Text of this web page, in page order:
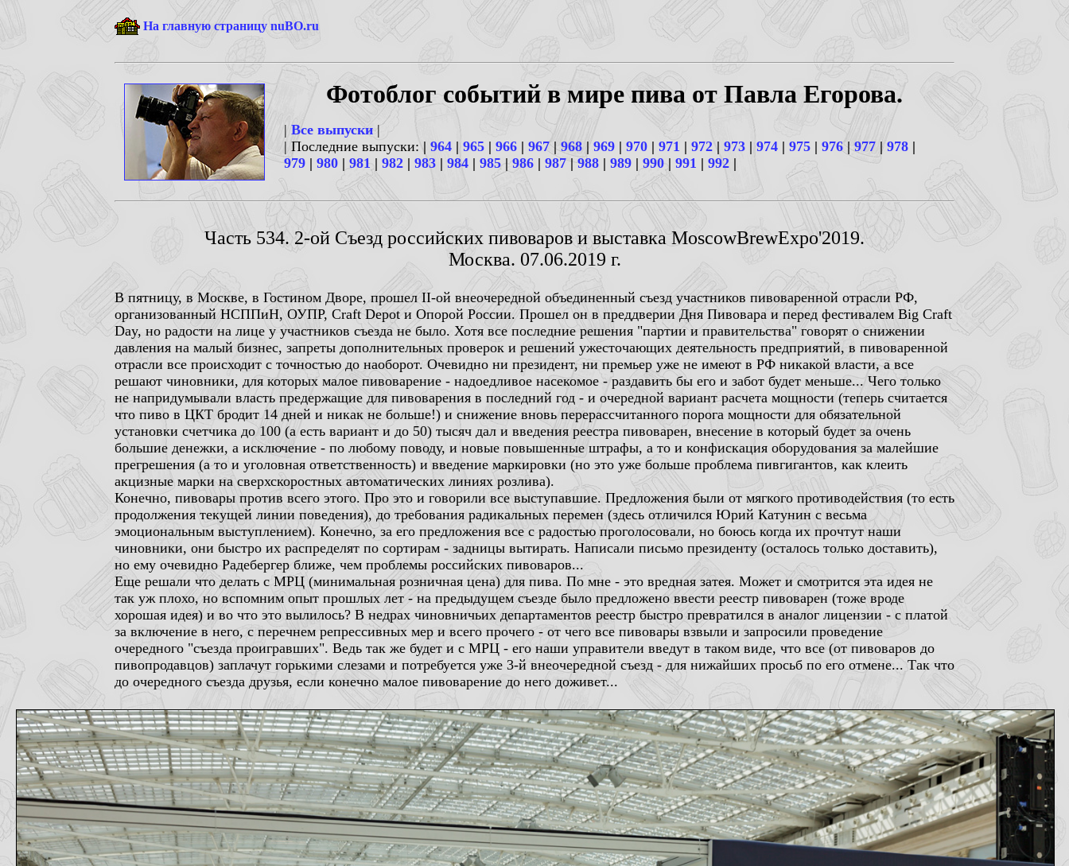
На главную страницу nuBO.ru
Фотоблог событий в мире пива от Павла Егорова.
| Все выпуски |
| Последние выпуски: | 964 | 965 | 966 | 967| 968 | 969 | 970 | 971 | 972 | 973 | 974 | 975 | 976| 977 | 978 |
979 | 980 | 981 | 982 | 983 | 984 | 985 | 986 | 987|988 | 989 | 990 | 991 | 992 |
Часть 534. 2-ой Съезд российских пивоваров и выставка MoscowBrewExpo'2019.
Москва. 07.06.2019 г.
В пятницу, в Москве, в Гостином Дворе, прошел II-ой внеочередной объединенный съезд участников пивоваренной отрасли РФ,
организованный НСППиН, ОУПР, Craft Depot и Опорой России. Прошел он в преддверии Дня Пивовара и перед фестивалем Big Craft
Day, но радости на лице у участников съезда не было. Хотя все последние решения "партии и правительства" говорят о снижении
давления на малый бизнес, запреты дополнительных проверок и решений ужесточающих деятельность предприятий, в пивоваренной
отрасли все происходит с точностью до наоборот. Очевидно ни президент, ни премьер уже не имеют в РФ никакой власти, а все
решают чиновники, для которых малое пивоварение - надоедливое насекомое - раздавить бы его и забот будет меньше... Чего только
не напридумывали власть предержащие для пивоварения в последний год - и очередной вариант расчета мощности (теперь считается
что пиво в ЦКТ бродит 14 дней и никак не больше!) и снижение вновь перерассчитанного порога мощности для обязательной
установки счетчика до 100 (а есть вариант и до 50) тысяч дал и введения реестра пивоварен, внесение в который будет за очень
большие денежки, а исключение - по любому поводу, и новые повышенные штрафы, а то и конфискация оборудования за малейшие
прегрешения (а то и уголовная ответственность) и введение маркировки (но это уже больше проблема пивгигантов, как клеить
акцизные марки на сверхскоростных автоматических линиях розлива).
Конечно, пивовары против всего этого. Про это и говорили все выступавшие. Предложения были от мягкого противодействия (то есть
продолжения текущей линии поведения), до требования радикальных перемен (здесь отличился Юрий Катунин с весьма
эмоциональным выступлением). Конечно, за его предложения все с радостью проголосовали, но боюсь когда их прочтут наши
чиновники, они быстро их распределят по сортирам - задницы вытирать. Написали письмо президенту (осталось только доставить),
но ему очевидно Радебергер ближе, чем проблемы российских пивоваров...
Еще решали что делать с МРЦ (минимальная розничная цена) для пива. По мне - это вредная затея. Может и смотрится эта идея не
так уж плохо, но вспомним опыт прошлых лет - на предыдущем съезде было предложено ввести реестр пивоварен (тоже вроде
хорошая идея) и во что это вылилось? В недрах чиновничьих департаментов реестр быстро превратился в аналог лицензии - с платой
за включение в него, с перечнем репрессивных мер и всего прочего - от чего все пивовары взвыли и запросили проведение
очередного "съезда проигравших". Ведь так же будет и с МРЦ - его наши управители введут в таком виде, что все (от пивоваров до
пивопродавцов) заплачут горькими слезами и потребуется уже 3-й внеочередной съезд - для нижайших просьб по его отмене... Так что
до очередного съезда друзья, если конечно малое пивоварение до него доживет...